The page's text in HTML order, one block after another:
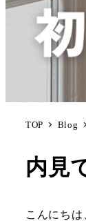
TOP Blog
内見
こんにち